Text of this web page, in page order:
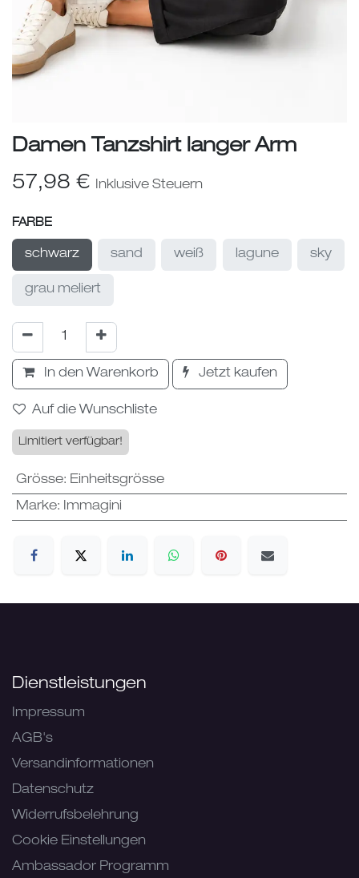
Damen Tanzshirt langer Arm
57,98 € Inklusive Steuern
FARBE
schwarz sand weiß lagune sky
grau meliert
In den Warenkorb Jetzt kaufen
Auf die Wunschliste
Limitiert verfügbar!
Grösse: Einheitsgrösse
Marke: Immagini
Dienstleistungen
Impressum
AGB's
Versandinformationen
Datenschutz
Widerrufsbelehrung
Cookie Einstellungen
Ambassador Programm